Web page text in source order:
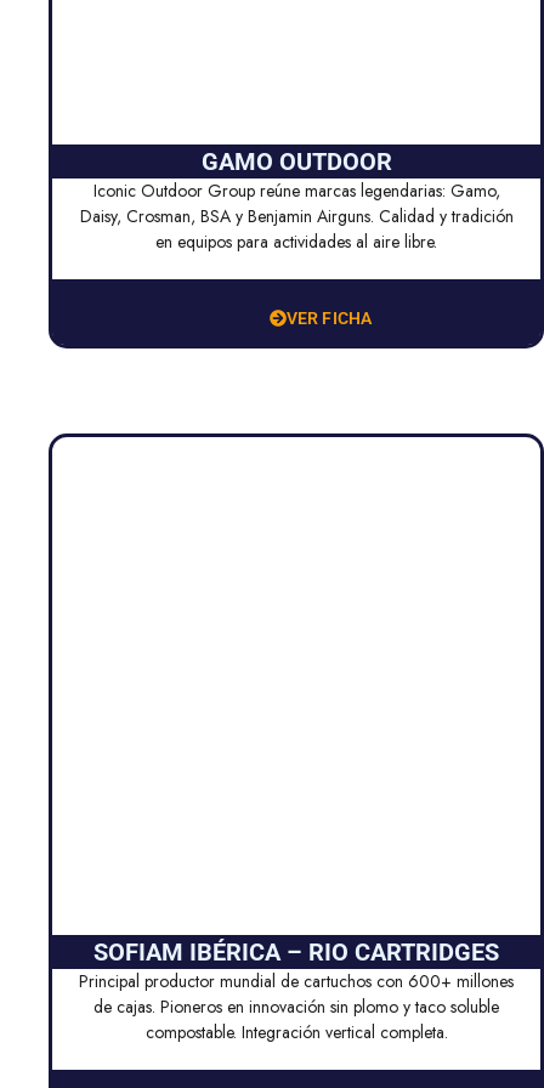
GAMO OUTDOOR
Iconic Outdoor Group reúne marcas legendarias: Gamo,
Daisy, Crosman, BSA y Benjamin Airguns. Calidad y tradición
en equipos para actividades al aire libre.
VER FICHA
SOFIAM IBÉRICA – RIO CARTRIDGES
Principal productor mundial de cartuchos con 600+ millones
de cajas. Pioneros en innovación sin plomo y taco soluble
compostable. Integración vertical completa.